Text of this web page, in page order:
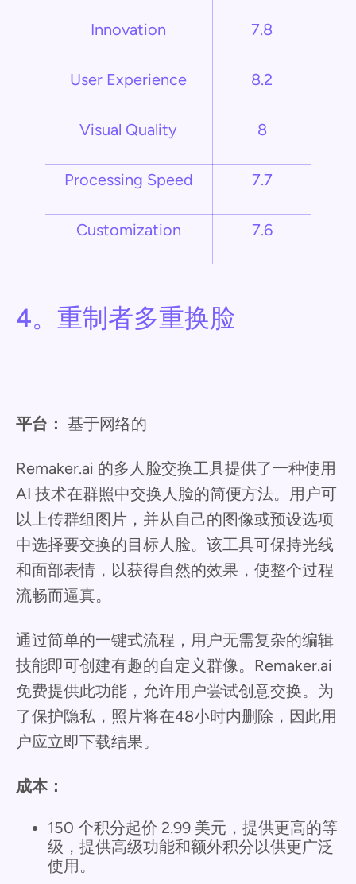
Innovation 7.8
User Experience 8.2
Visual Quality 8
Processing Speed 7.7
Customization 7.6
4。重制者多重换脸
平台： 基于网络的
Remaker.ai 的多人脸交换工具提供了一种使用
AI 技术在群照中交换人脸的简便方法。用户可
以上传群组图片，并从自己的图像或预设选项
中选择要交换的目标人脸。该工具可保持光线
和面部表情，以获得自然的效果，使整个过程
流畅而逼真。
通过简单的一键式流程，用户无需复杂的编辑
技能即可创建有趣的自定义群像。Remaker.ai
免费提供此功能，允许用户尝试创意交换。为
了保护隐私，照片将在48小时内删除，因此用
户应立即下载结果。
成本：
150 个积分起价 2.99 美元，提供更高的等
级，提供高级功能和额外积分以供更广泛
使用。